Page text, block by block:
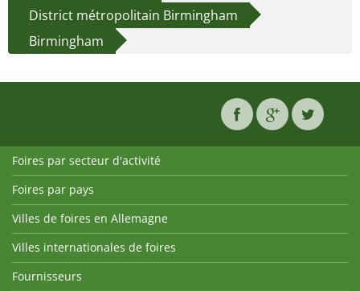
District métropolitain Birmingham
Birmingham
Foires par secteur d'activité
Foires par pays
Villes de foires en Allemagne
Villes internationales de foires
Fournisseurs